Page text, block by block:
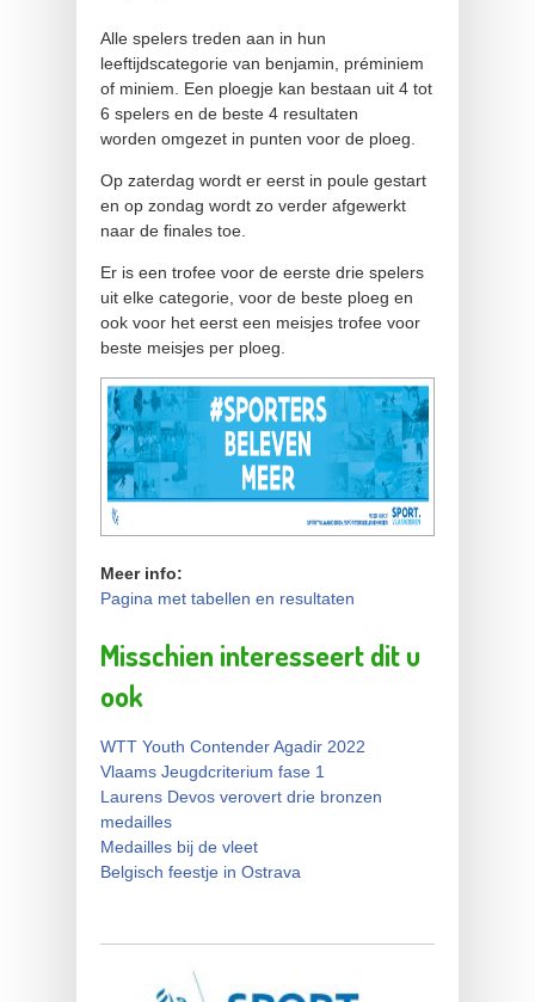
Alle spelers treden aan in hun
leeftijdscategorie van benjamin, préminiem
of miniem. Een ploegje kan bestaan uit 4 tot
6 spelers en de beste 4 resultaten
worden omgezet in punten voor de ploeg.
Op zaterdag wordt er eerst in poule gestart
en op zondag wordt zo verder afgewerkt
naar de finales toe.
Er is een trofee voor de eerste drie spelers
uit elke categorie, voor de beste ploeg en
ook voor het eerst een meisjes trofee voor
beste meisjes per ploeg.
Meer info:
Pagina met tabellen en resultaten
Misschien interesseert dit u
ook
WTT Youth Contender Agadir 2022
Vlaams Jeugdcriterium fase 1
Laurens Devos verovert drie bronzen
medailles
Medailles bij de vleet
Belgisch feestje in Ostrava